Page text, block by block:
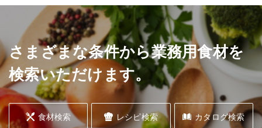
さまざまな条件から業務用食材を
検索いただけます。
食材検索 レシピ検索 カタログ検索